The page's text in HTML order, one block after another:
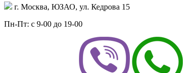
г. Москва, ЮЗАО, ул. Кедрова 15
Пн-Пт: с 9-00 до 19-00